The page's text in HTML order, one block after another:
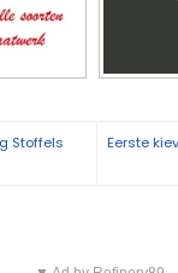
Stoffels
Eerste